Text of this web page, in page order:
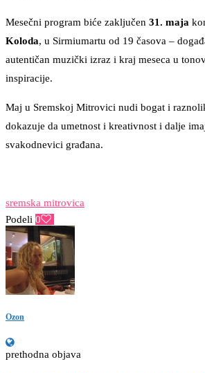
Mesečni program biće zaključen 31. maja
Koloda, u Sirmiumartu od 19 časova –
autentičan muzički izraz i kraj meseca u
inspiracije.
Maj u Sremskoj Mitrovici nudi bogat i
dokazuje da umetnost i kreativnost i dalje
svakodnevici građana.
sremska mitrovica
Podeli 0
Ozon
prethodna objava